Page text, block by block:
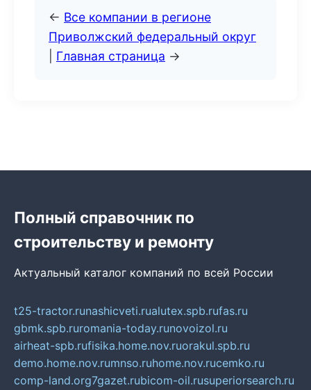
← Все компании в регионе
Приволжский федеральный округ
Главная страница →
Полный справочник по
строительству и ремонту
Актуальный каталог компаний по всей России
t25-tractor.runashicveti.rualutex.spb.rufas.ru
gbmk.spb.ruromania-today.runovoizol.ru
airheat-spb.rufisika.home.nov.ruorakul.spb.ru
demo.home.nov.rumnso.ruhome.nov.rucemko.ru
comp-land.org7gazet.rubicom-oil.rusuperiorsearch.ru